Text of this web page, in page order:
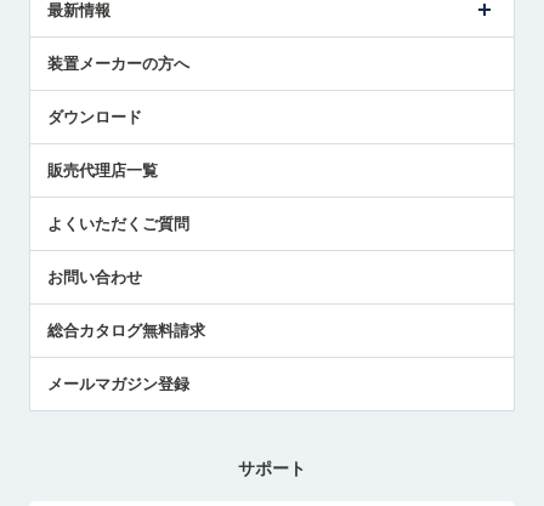
受賞履歴
採用情報
国/地域/言語
ツールセッタ製品
エアマイクロセンサ製品
最新情報
メトロールの技術
社員ブログ
中小企業のBCP地震対策
センサのテクニカルガイド
社長ブログ
装置メーカーの方へ
ダウンロード
販売代理店一覧
よくいただくご質問
お問い合わせ
総合カタログ無料請求
メールマガジン登録
サポート